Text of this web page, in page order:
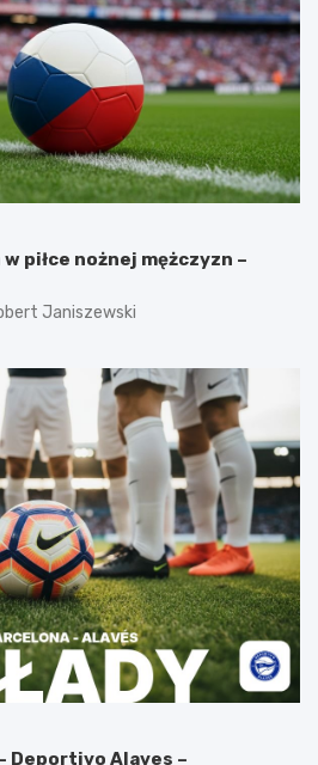
piłce nożnej mężczyzn –
Janiszewski
Deportivo Alaves –